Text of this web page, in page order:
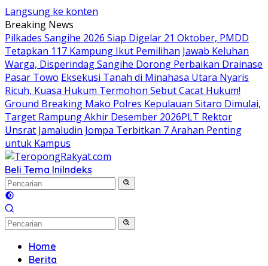
Langsung ke konten
Breaking News
Pilkades Sangihe 2026 Siap Digelar 21 Oktober, PMDD
Tetapkan 117 Kampung Ikut Pemilihan Jawab Keluhan
Warga, Disperindag Sangihe Dorong Perbaikan Drainase
Pasar Towo Eksekusi Tanah di Minahasa Utara Nyaris
Ricuh, Kuasa Hukum Termohon Sebut Cacat Hukum!
Ground Breaking Mako Polres Kepulauan Sitaro Dimulai,
Target Rampung Akhir Desember 2026​PLT Rektor
Unsrat Jamaludin Jompa Terbitkan 7 Arahan Penting
untuk Kampus
Beli Tema IniIndeks
Home
Berita